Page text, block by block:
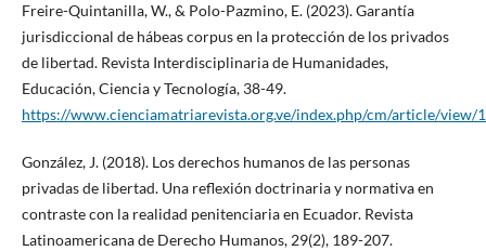
Freire-Quintanilla, W., & Polo-Pazmino, E. (2023). Garantía
jurisdiccional de hábeas corpus en la protección de los privados
de libertad. Revista Interdisciplinaria de Humanidades,
Educación, Ciencia y Tecnología, 38-49.
https://www.cienciamatriarevista.org.ve/index.php/cm/article/view/
González, J. (2018). Los derechos humanos de las personas
privadas de libertad. Una reflexión doctrinaria y normativa en
contraste con la realidad penitenciaria en Ecuador. Revista
Latinoamericana de Derecho Humanos, 29(2), 189-207.